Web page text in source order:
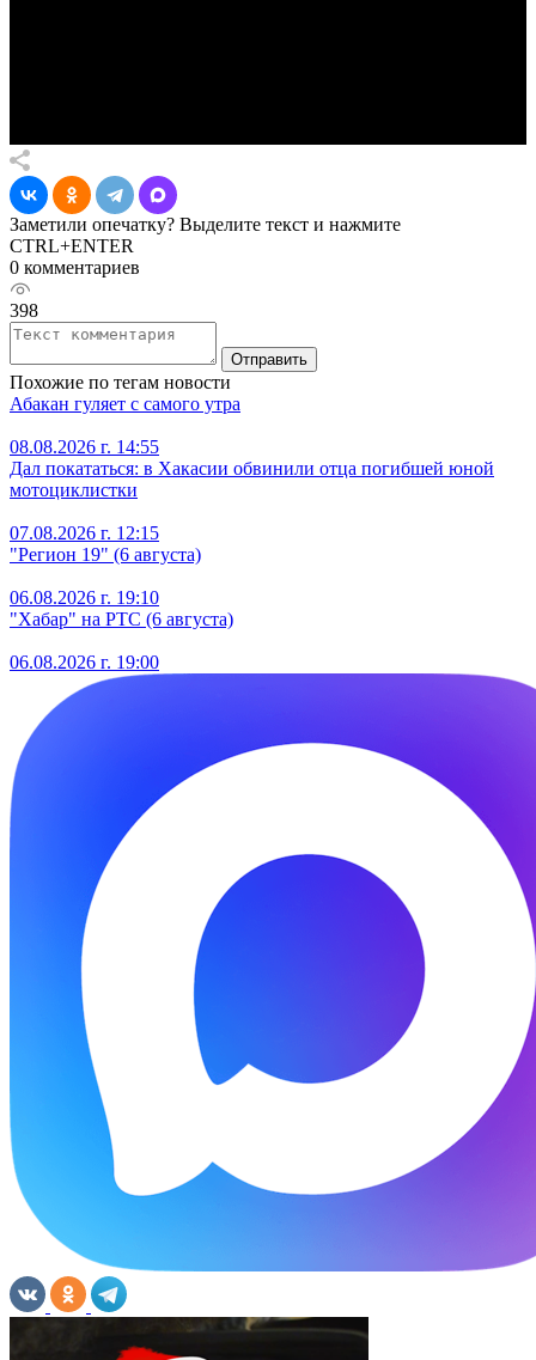
Заметили опечатку? Выделите текст и нажмите
CTRL+ENTER
0 комментариев
398
Отправить
Похожие по тегам новости
Абакан гуляет с самого утра
08.08.2026 г. 14:55
Дал покататься: в Хакасии обвинили отца погибшей юной
мотоциклистки
07.08.2026 г. 12:15
"Регион 19" (6 августа)
06.08.2026 г. 19:10
"Хабар" на РТС (6 августа)
06.08.2026 г. 19:00